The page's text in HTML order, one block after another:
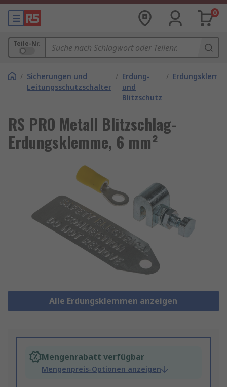
0
Teile-Nr.
/ Sicherungen und
Leitungsschutzschalter
/ Erdung-
und
Blitzschutz
/
RS PRO Metall Blitzschlag-
Erdungsklemme, 6 mm²
Alle Erdungsklemmen anzeigen
Mengenrabatt verfügbar
Mengenpreis-Optionen anzeigen